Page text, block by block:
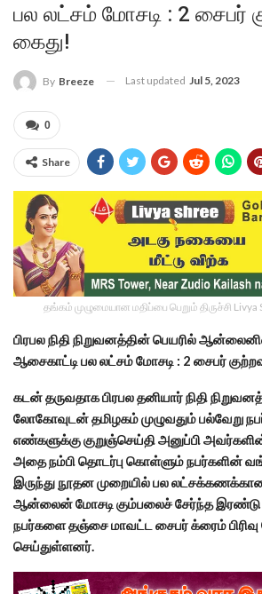
பல லட்சம் மோசடி : 2 சைபர்
கைது!
By Breeze Last updated Jul 5, 2023
0
Share
தங்கம் முழுமையான மதிப்பை பெறும் திருச்சி
பிரபல நிதி நிறுவனத்தின் பெயரில்
ஆசைகாட்டி பல லட்சம் மோசடி : 2 சைபர்
கடன் தருவதாக பிரபல தனியார் நிதி
லோகோவுடன் தமிழகம் முழுவதும் பல்வேறு
எண்களுக்கு குறுஞ்செய்தி அனுப்பி
அதை நம்பி தொடர்பு கொள்ளும் நபர்களின்
இருந்து நூதன முறையில் பல லட்சக்கணக்கான
ஆன்லைன் மோசடி கும்பலைச் சேர்ந்த இரண்டு
நபர்களை தஞ்சை மாவட்ட சைபர் க்ரைம்
செய்துள்ளனர்.